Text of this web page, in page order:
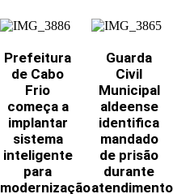
Prefeitura
de Cabo
Frio
começa a
implantar
sistema
inteligente
para
modernização
Guarda
Civil
Municipal
aldeense
identifica
mandado
de prisão
durante
atendimento